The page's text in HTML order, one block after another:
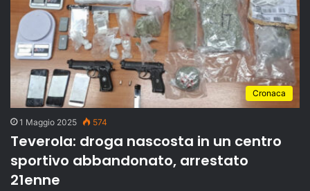
Cronaca
1 Maggio 2025 574
Teverola: droga nascosta in un centro
sportivo abbandonato, arrestato
21enne